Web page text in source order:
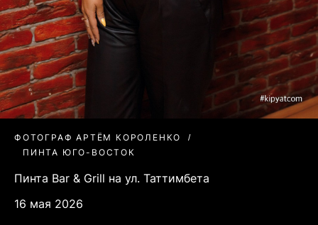
ФОТОГРАФ АРТЁМ КОРОЛЕНКО
ПИНТА ЮГО-ВОСТОК
Пинта Bar & Grill на ул. Таттимбета
16 мая 2026